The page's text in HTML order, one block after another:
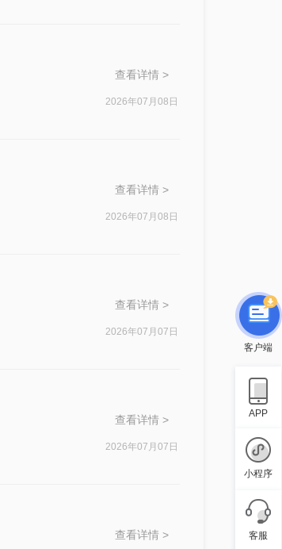
查看详情 >
2026年07月08日
查看详情 >
2026年07月08日
查看详情 >
2026年07月07日
查看详情 >
2026年07月07日
查看详情 >
客户端
APP
小程序
客服